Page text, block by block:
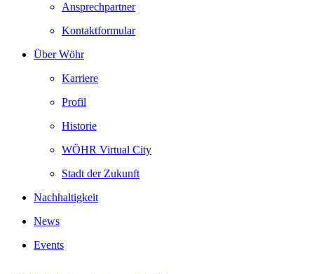
Ansprechpartner
Kontaktformular
Über Wöhr
Karriere
Profil
Historie
WÖHR Virtual City
Stadt der Zukunft
Nachhaltigkeit
News
Events